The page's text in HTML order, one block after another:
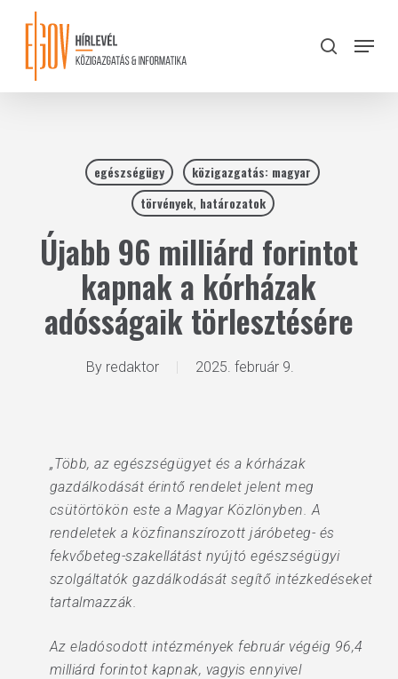
content
search
Menu
egészségügy
közigazgatás: magyar
törvények, határozatok
Újabb 96 milliárd forintot
kapnak a kórházak
adósságaik törlesztésére
By redaktor 2025. február 9.
„Több, az egészségügyet és a kórházak
gazdálkodását érintő rendelet jelent meg
csütörtökön este a Magyar Közlönyben. A
rendeletek a közfinanszírozott járóbeteg- és
fekvőbeteg-szakellátást nyújtó egészségügyi
szolgáltatók gazdálkodását segítő intézkedéseket
tartalmazzák.
Az eladósodott intézmények február végéig 96,4
milliárd forintot kapnak, vagyis ennyivel
Close